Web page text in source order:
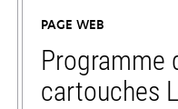
nouvel
onglet
PAGE WEB
Programme
cartouches